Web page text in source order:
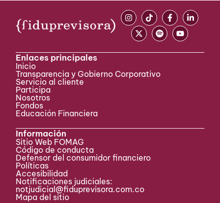
Enlaces principales
Inicio
Transparencia y Gobierno Corporativo
Servicio al cliente
Participa ​
Nosotros
Fondos
Educación Financiera
Información
Sitio Web FOMAG
Código de conducta
Defensor del consumidor financiero
Políticas
Accesibilidad
Notificaciones judiciales:
notjudicial@fiduprevisora.com.co
Mapa del sitio